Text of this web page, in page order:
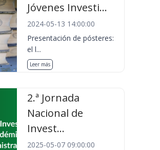
Jóvenes Investi...
2024-05-13 14:00:00
Presentación de pósteres:
el l...
Leer más
2.ª Jornada
Nacional de
Invest...
2025-05-07 09:00:00